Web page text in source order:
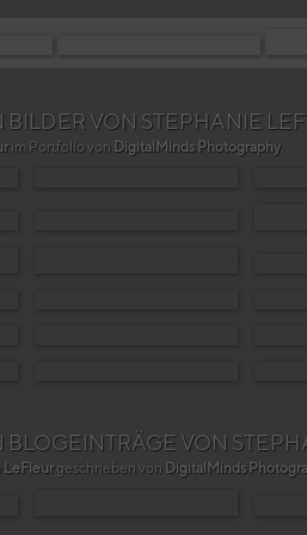
BILDER VON STEPHANIE
im Portfolio von DigitalMinds Photography.
BLOGEINTRÄGE VON
LeFleurgeschrieben von DigitalMinds